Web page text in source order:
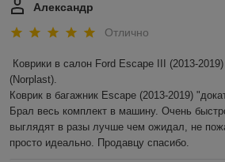
Александр
Отлично
Коврики в салон Ford Escape III (2013-
(Norplast).
Коврик в багажник Escape (2013-2019)
Брал весь комплект в машину. Очень
выглядят в разы лучше чем ожидал, не
просто идеально. Продавцу спасибо.